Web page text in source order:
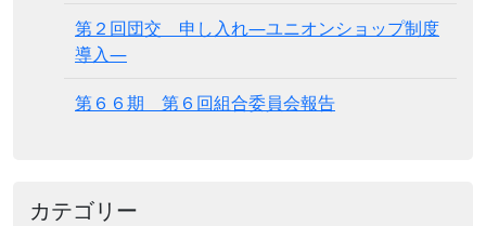
第２回団交 申し入れ―ユニオンショップ制度
導入―
第６６期 第６回組合委員会報告
カテゴリー